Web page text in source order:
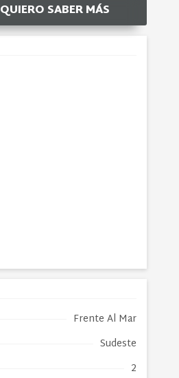
QUIERO SABER MÁS
Frente Al Mar
Sudeste
2